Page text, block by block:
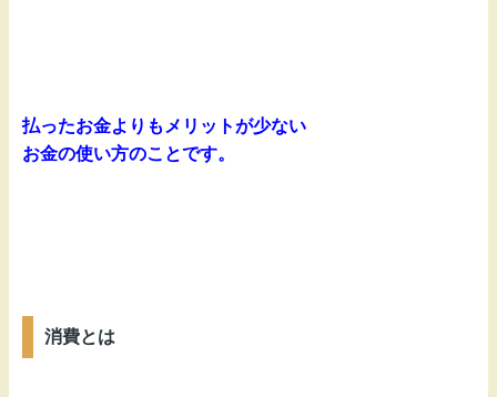
払ったお金よりもメリットが少ない
お金の使い方のことです。
消費とは